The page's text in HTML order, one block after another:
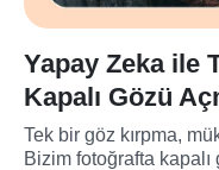
Yapay Zeka ile
Kapalı Gözü
Tek bir göz kırpma,
Bizim fotoğrafta